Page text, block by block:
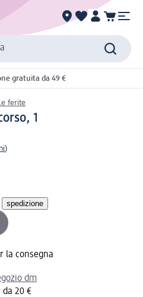
gratuita da 49 €
ferite
1
)
spedizione
la consegna
dm
20 €